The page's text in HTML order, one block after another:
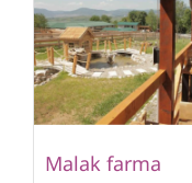
Malak farma